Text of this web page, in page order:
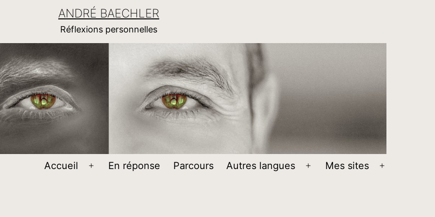
ANDRÉ BAECHLER
Réflexions personnelles
Accueil
Ouvrir
En réponse Parcours Autres langues
Ouvrir
Mes sites